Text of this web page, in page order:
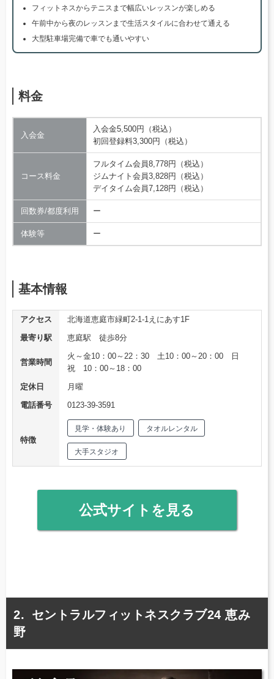
フィットネスからテニスまで幅広いレッスンが楽しめる
午前中から夜のレッスンまで生活スタイルに合わせて通える
大型駐車場完備で車でも通いやすい
料金
入会金
入会金5,500円（税込）
初回登録料3,300円（税込）
コース料金
フルタイム会員8,778円（税込）
ジムナイト会員3,828円（税込）
デイタイム会員7,128円（税込）
回数券/都度利用 ー
体験等 ー
基本情報
アクセス
北海道恵庭市緑町2-1-1えにあす1F
最寄り駅
恵庭駅 徒歩8分
営業時間
火～金10：00～22：30 土10：00～20：00 日
祝 10：00～18：00
定休日
月曜
電話番号
0123-39-3591
特徴
見学・体験あり タオルレンタル
大手スタジオ
公式サイトを見る
セントラルフィットネスクラブ24 恵み
野